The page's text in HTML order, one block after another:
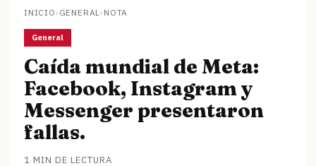
INICIO› GENERAL› NOTA
General
Caída mundial de Meta:
Facebook, Instagram y
Messenger presentaron
fallas.
1 MIN DE LECTURA